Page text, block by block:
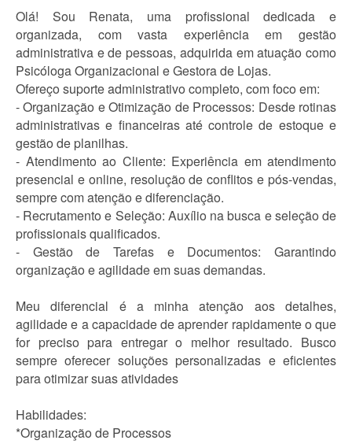
Olá! Sou Renata, uma profissional dedicada e
organizada, com vasta experiência em gestão
administrativa e de pessoas, adquirida em atuação como
Psicóloga Organizacional e Gestora de Lojas.
Ofereço suporte administrativo completo, com foco em:
- Organização e Otimização de Processos: Desde rotinas
administrativas e financeiras até controle de estoque e
gestão de planilhas.
- Atendimento ao Cliente: Experiência em atendimento
presencial e online, resolução de conflitos e pós-vendas,
sempre com atenção e diferenciação.
- Recrutamento e Seleção: Auxílio na busca e seleção de
profissionais qualificados.
- Gestão de Tarefas e Documentos: Garantindo
organização e agilidade em suas demandas.
Meu diferencial é a minha atenção aos detalhes,
agilidade e a capacidade de aprender rapidamente o que
for preciso para entregar o melhor resultado. Busco
sempre oferecer soluções personalizadas e eficientes
para otimizar suas atividades
Habilidades:
*Organização de Processos